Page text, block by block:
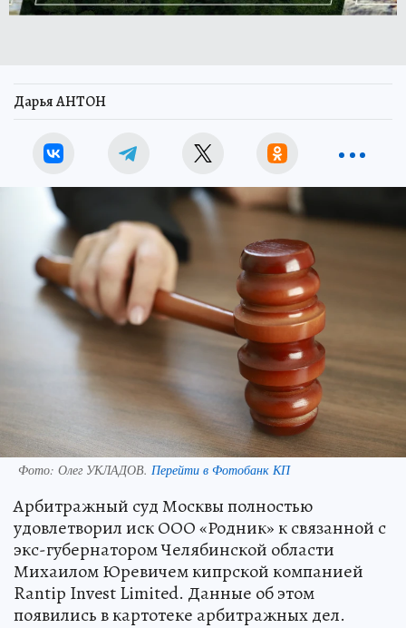
Дарья АНТОН
Фото: Олег УКЛАДОВ. Перейти в Фотобанк КП
Арбитражный суд Москвы полностью
удовлетворил иск ООО «Родник» к связанной с
экс-губернатором Челябинской области
Михаилом Юревичем кипрской компанией
Rantip Invest Limited. Данные об этом
появились в картотеке арбитражных дел.